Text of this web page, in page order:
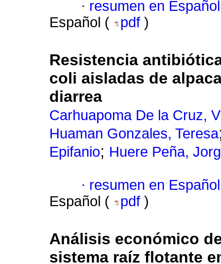
· resumen en Español
Español (
pdf )
Resistencia
coli aisladas de
diarrea
Carhuapoma De la Cruz,
Huaman Gonzales, Teresa
Epifanio; Huere Peña,
· resumen en Español
Español (
pdf )
Análisis económico
sistema raíz flotante